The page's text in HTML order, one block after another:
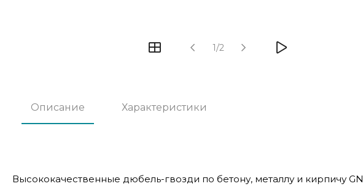
1/2
Описание Характеристики
Высококачественные дюбель-гвозди по бетону, металлу и кирпичу